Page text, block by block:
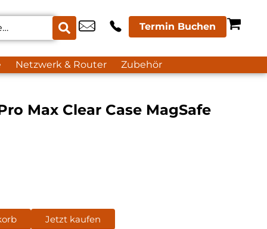
Termin Buchen
Netzwerk & Router Zubehör
Max Clear Case MagSafe
Jetzt kaufen